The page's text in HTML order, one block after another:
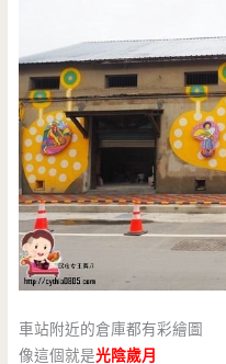
車站附近的倉庫都有彩繪圖
像這個就是光陰歲月